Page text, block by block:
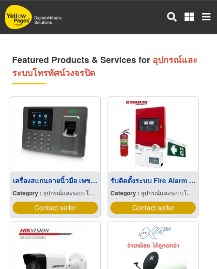
Skip
to
main
Featured Products & Services for อุปกรณ์และ
ระบบโทรทัศน์วงจรปิด
เครื่องสแกนลายนิ้วมือ เพชรบูรณ์
Category : อุปกรณ์และระบบโทรทัศน์วงจรปิด
Contact seller
รับติดตั้งระบบ Fire Alarm เพชรบูรณ์
Category : อุปกรณ์และระบบโทรทัศน์วงจรปิด
Contact seller